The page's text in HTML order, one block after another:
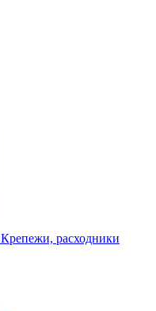
Крепежи, расходники